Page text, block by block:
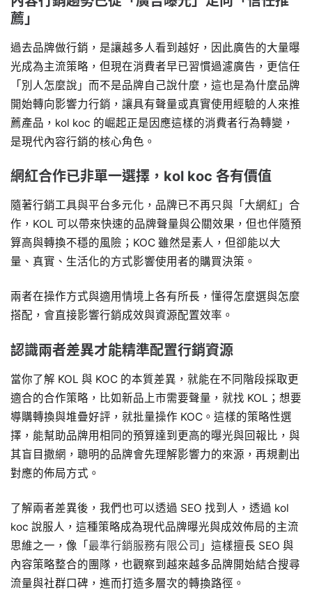
薦」
過去品牌做行銷，是讓越多人看到越好，因此廣告的大量曝
光成為主流策略，但現在消費者早已習慣過濾廣告，更信任
「別人怎麼說」而不是品牌自己說什麼，這也是為什麼品牌
開始轉向影響力行銷，讓具有聲量或真實使用經驗的人來推
薦產品，kol koc 的崛起正是因應這樣的消費者行為轉變，
是現代內容行銷的核心角色。
網紅合作已非單一選擇，kol koc 各有價值
隨著行銷工具與平台多元化，品牌已不再只與「大網紅」合
作，KOL 可以帶來快速的品牌聲量與公關效果，但也伴隨預
算高與轉換不穩的風險；KOC 雖然是素人，但卻能以大
量、真實、生活化的方式影響使用者的購買決策。
兩者在操作方式與適用情境上各有所長，懂得怎麼選與怎麼
搭配，會直接影響行銷成效與資源配置效率。
認識兩者差異才能精準配置行銷資源
當你了解 KOL 與 KOC 的本質差異，就能在不同階段採取更
適合的合作策略，比如新品上市需要聲量，就找 KOL；想要
導購轉換與堆疊好評，就批量操作 KOC。這樣的策略性選
擇，能幫助品牌用相同的預算達到更高的曝光與回報比，與
其盲目撒網，聰明的品牌會先理解影響力的來源，再規劃出
對應的佈局方式。
了解兩者差異後，我們也可以透過 SEO 找到人，透過 kol
koc 說服人，這種策略成為現代品牌曝光與成效佈局的主流
思維之一，像「 最準行銷服務有限公司 」這樣擅長 SEO 與
內容策略整合的團隊，也觀察到越來越多品牌開始結合搜尋
流量與社群口碑，進而打造多層次的轉換路徑。